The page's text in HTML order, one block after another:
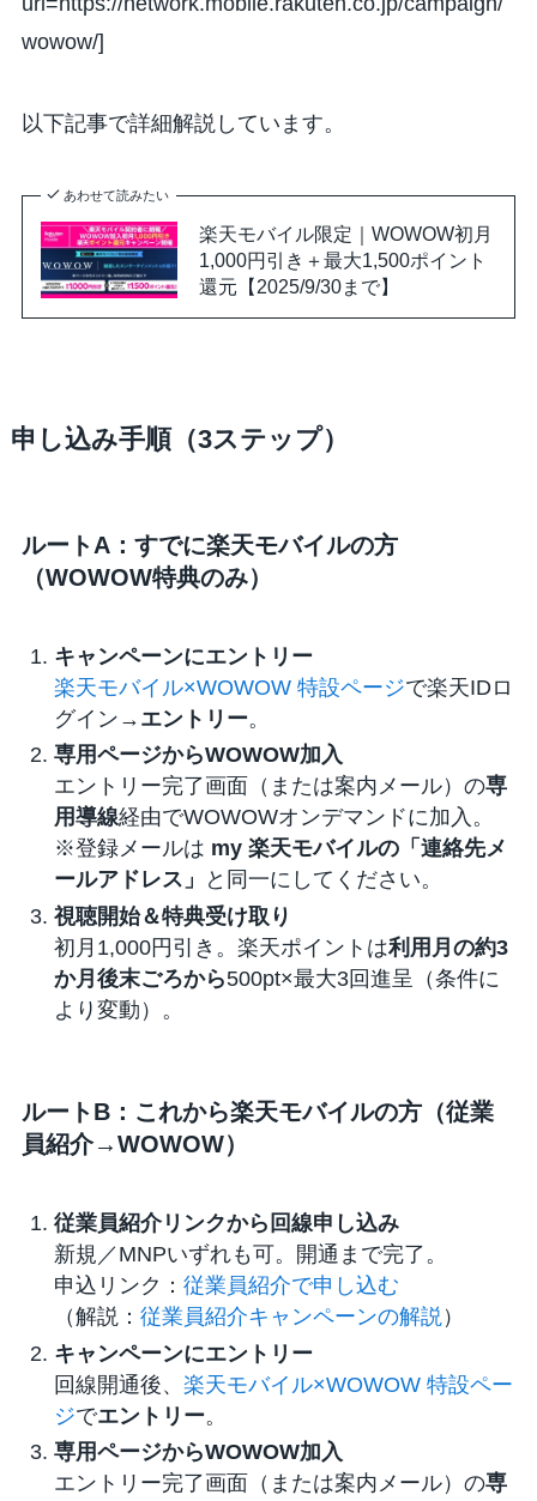
wowow/]
以下記事で詳細解説しています。
あわせて読みたい
楽天モバイル限定｜WOWOW初月
1,000円引き＋最大1,500ポイント
還元【2025/9/30まで】
申し込み手順（3ステップ）
ルートA：すでに楽天モバイルの方
（WOWOW特典のみ）
キャンペーンにエントリー
楽天モバイル×WOWOW 特設ページで楽天IDロ
グイン→ エントリー。
専用ページからWOWOW加入
エントリー完了画面（または案内メール）の専
用導線経由でWOWOWオンデマンドに加入。
※登録メールは my 楽天モバイルの「連絡先メ
ールアドレス」
と同一にしてください。
視聴開始＆特典受け取り
初月1,000円引き。楽天ポイントは利用月の約3
か月後末ごろから500pt×最大3回進呈（条件に
より変動）。
ルートB：これから楽天モバイルの方（従業
員紹介→WOWOW）
従業員紹介リンクから回線申し込み
新規／MNPいずれも可。開通まで完了。
申込リンク： 従業員紹介で申し込む
（解説： 従業員紹介キャンペーンの解説）
キャンペーンにエントリー
回線開通後、 楽天モバイル×WOWOW 特設ペー
ジでエントリー。
専用ページからWOWOW加入
エントリー完了画面（または案内メール）の専